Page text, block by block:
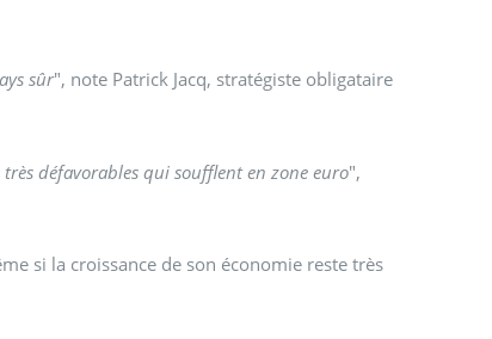
sûr", note Patrick Jacq, stratégiste obligataire
défavorables qui soufflent en zone euro",
si la croissance de son économie reste très